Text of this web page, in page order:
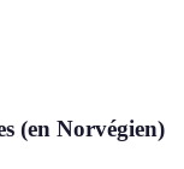
(en Norvégien)